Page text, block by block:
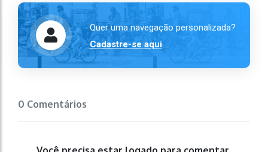
Quer uma navegação personalizada?
Cadastre-se aqui
0 Comentários